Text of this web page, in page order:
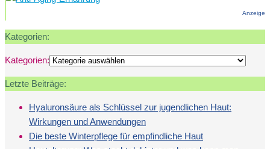
Anzeige
Kategorien:
Kategorien:
Letzte Beiträge:
Hyaluronsäure als Schlüssel zur jugendlichen Haut:
Wirkungen und Anwendungen
Die beste Winterpflege für empfindliche Haut